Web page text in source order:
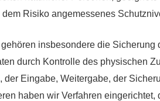
Risiko angemessenes
insbesondere die Sicherung
durch Kontrolle des physischen
der Eingabe, Weitergabe, der
haben wir Verfahren eingerichtet,